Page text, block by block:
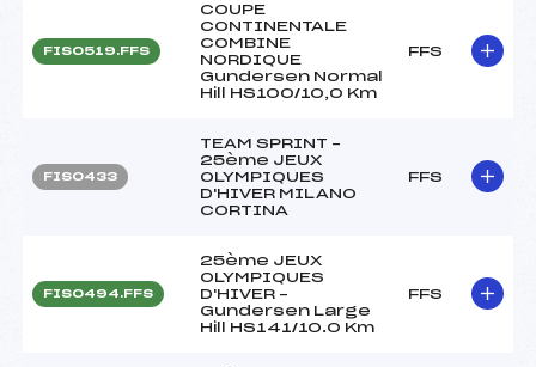
FIS0519.FFS
COUPE
CONTINENTALE
COMBINE
NORDIQUE
Gundersen Normal
Hill HS100/10,0 Km
FFS
FIS0433
TEAM SPRINT –
25ème JEUX
OLYMPIQUES
D'HIVER MILANO
CORTINA
FFS
FIS0494.FFS
25ème JEUX
OLYMPIQUES
D'HIVER –
Gundersen Large
Hill HS141/10.0 Km
FFS